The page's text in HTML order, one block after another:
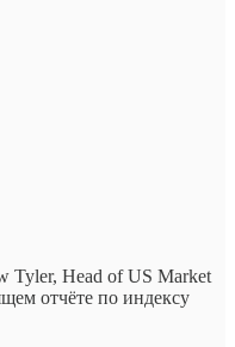
Tyler, Head of US Market
отчёте по индексу